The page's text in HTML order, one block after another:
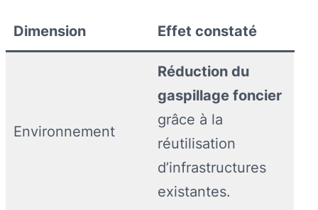
Dimension Effet constaté
Environnement
Réduction du
gaspillage foncier
grâce à la
réutilisation
d’infrastructures
existantes.